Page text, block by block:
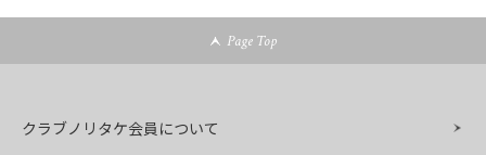
Page Top
クラブノリタケ会員について